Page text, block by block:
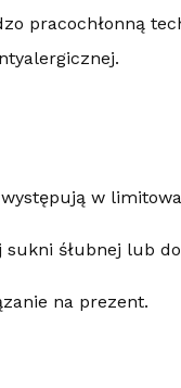
pracochłonną
w
sukni śłubnej lub
na prezent.